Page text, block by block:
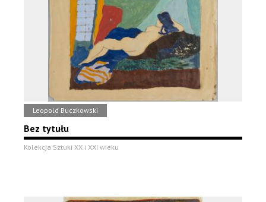
Leopold Buczkowski
Bez tytułu
Kolekcja Sztuki XX i XXI wieku